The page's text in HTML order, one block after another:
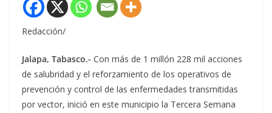
Redacción/
Jalapa, Tabasco.- Con más de 1 millón 228 mil acciones
de salubridad y el reforzamiento de los operativos de
prevención y control de las enfermedades transmitidas
por vector, inició en este municipio la Tercera Semana